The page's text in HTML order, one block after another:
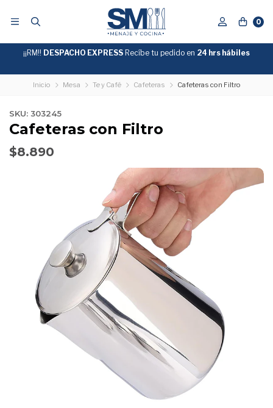
0
GRATIS
SOBRE
¡¡RM!! DESPACHO EXPRESS Recíbe tu pedido en 24 hrs hábiles
Inicio Mesa Te y Café Cafeteras Cafeteras con Filtro
SKU: 303245
Cafeteras con Filtro
$8.890